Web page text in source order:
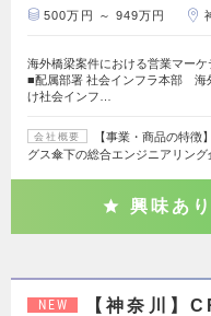
500万円 ～ 949万円
海外橋梁案件における営業マー
■配属部署 社会インフラ本部
け社会インフ…
会社概要
【事業・商品の特
グス傘下の総合エンジニアリン
興味あり
NEW 【神奈川】